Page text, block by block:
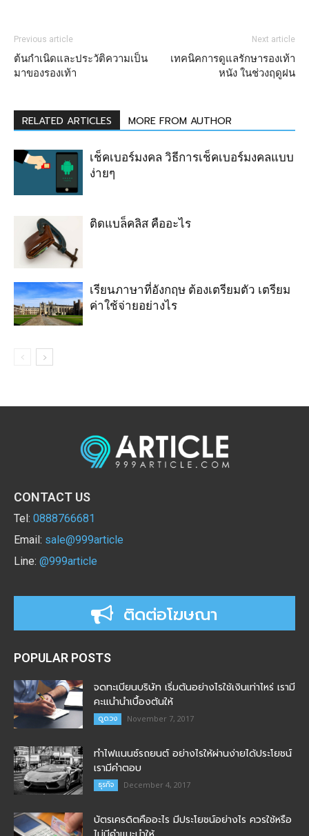
Previous article
ต้นกำเนิดและประวัติความเป็น
มาของรองเท้า
Next article
เทคนิคการดูแลรักษารองเท้า
หนัง ในช่วงฤดูฝน
RELATED ARTICLES MORE FROM AUTHOR
เช็คเบอร์มงคล วิธีการเช็คเบอร์มงคลแบบ
ง่ายๆ
ติดแบล็คลิส คืออะไร
เรียนภาษาที่อังกฤษ ต้องเตรียมตัว เตรียม
ค่าใช้จ่ายอย่างไร
CONTACT US
Tel: 0888766681
Email: sale@999article
Line: @999article
ติดต่อโฆษณา
POPULAR POSTS
จดทะเบียนบริษัท เริ่มต้นอย่างไรใช้เงินเท่าไหร่ เรามี
คะแนำนำเบื้องต้นให้
ดูดวง November 7, 2017
ทำไฟแนนซ์รถยนต์ อย่างไรให้ผ่านง่ายได้ประโยชน์
เรามีคำตอบ
ธุรกิจ December 4, 2017
บัตรเครดิตคืออะไร มีประโยชน์อย่างไร ควรใช้หรือ